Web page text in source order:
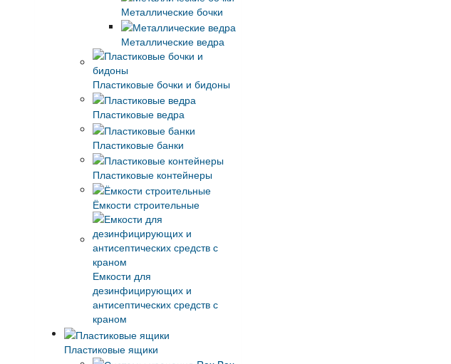
Металлические бочки
Металлические ведра
Пластиковые бочки и бидоны
Пластиковые ведра
Пластиковые банки
Пластиковые контейнеры
Ёмкости строительные
Емкости для
дезинфицирующих и
антисептических средств с
краном
Пластиковые ящики